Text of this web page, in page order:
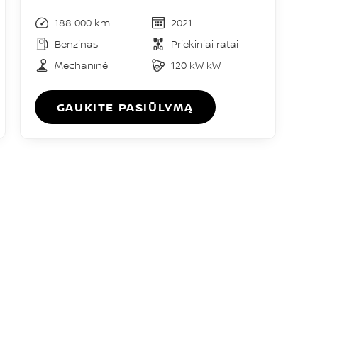
188 000 km
2021
Benzinas
Priekiniai ratai
Mechaninė
120 kW kW
GAUKITE PASIŪLYMĄ